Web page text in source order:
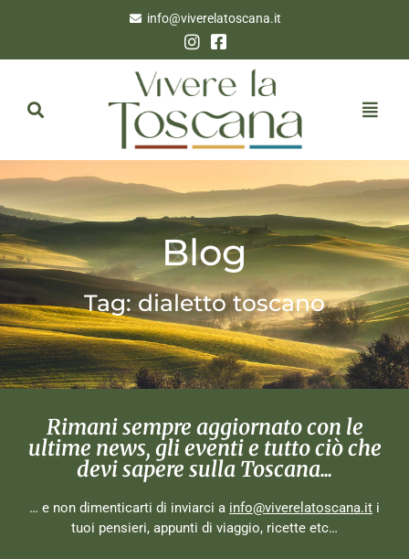
info@viverelatoscana.it
Blog
Tag: dialetto toscano
Rimani sempre aggiornato con le
ultime news, gli eventi e tutto ciò che
devi sapere sulla Toscana...
… e non dimenticarti di inviarci a info@viverelatoscana.it i
tuoi pensieri, appunti di viaggio, ricette etc…